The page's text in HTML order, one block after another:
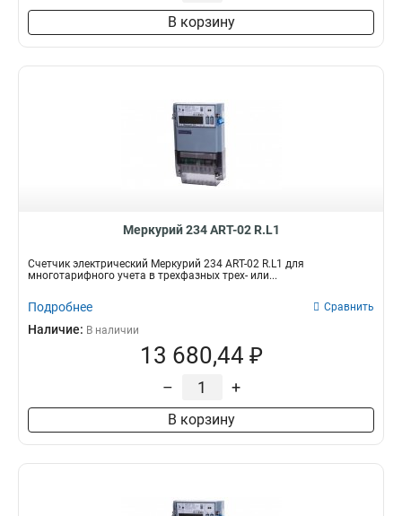
В корзину
Mеркурий 234 ART-02 R.L1
Счетчик электрический Mеркурий 234 ART-02 R.L1 для
многотарифного учета в трехфазных трех- или...
Подробнее Сравнить
Наличие: В наличии
13 680,44 ₽
– +
В корзину